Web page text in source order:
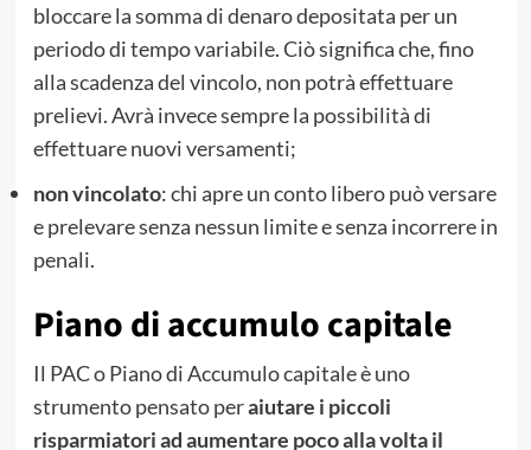
bloccare la somma di denaro depositata per un
periodo di tempo variabile. Ciò significa che, fino
alla scadenza del vincolo, non potrà effettuare
prelievi. Avrà invece sempre la possibilità di
effettuare nuovi versamenti;
non vincolato: chi apre un conto libero può versare
e prelevare senza nessun limite e senza incorrere in
penali.
Piano di accumulo capitale
Il PAC o Piano di Accumulo capitale è uno
strumento pensato peraiutare i piccoli
risparmiatori ad aumentare poco alla volta il